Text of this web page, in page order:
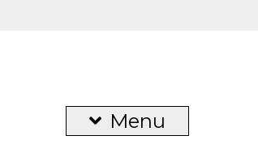
Menu